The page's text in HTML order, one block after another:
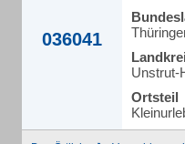
036041
Unstrut-
Ortsteil